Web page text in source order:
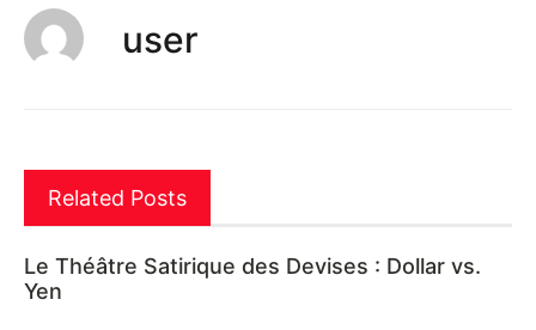
user
Related Posts
Le Théâtre Satirique des Devises : Dollar vs.
Yen